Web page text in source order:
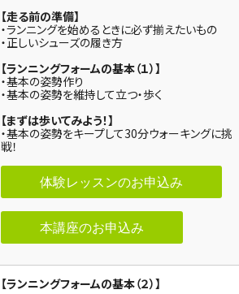
【走る前の準備】
・ランニングを始めるときに必ず揃えたいもの
・正しいシューズの履き方
【ランニングフォームの基本（１）】
・基本の姿勢作り
・基本の姿勢を維持して立つ・歩く
【まずは歩いてみよう！】
・基本の姿勢をキープして30分ウォーキングに挑
戦！
体験レッスンのお申込み
本講座のお申込み
【ランニングフォームの基本（２）】